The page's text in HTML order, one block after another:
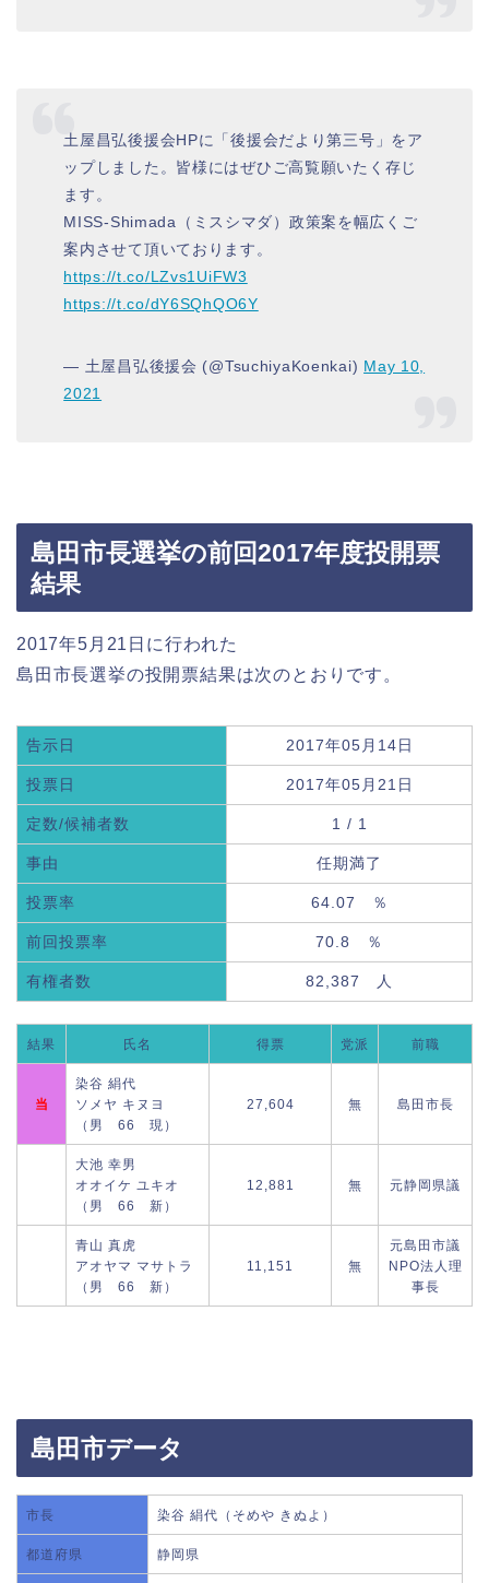
土屋昌弘後援会HPに「後援会だより第三号」をア
ップしました。皆様にはぜひご高覧願いたく存じ
ます。
MISS-Shimada（ミスシマダ）政策案を幅広くご
案内させて頂いております。
https://t.co/LZvs1UiFW3
https://t.co/dY6SQhQO6Y
— 土屋昌弘後援会 (@TsuchiyaKoenkai) May 10,
2021
島田市長選挙の前回2017年度投開票
結果
2017年5月21日に行われた
島田市長選挙の投開票結果は次のとおりです。
告示日 2017年05月14日
投票日 2017年05月21日
定数/候補者数 1 / 1
事由 任期満了
投票率 64.07 ％
前回投票率 70.8 ％
有権者数 82,387 人
結果 氏名 得票 党派 前職
当
染谷 絹代
ソメヤ キヌヨ
（男 66 現）
27,604 無 島田市長
大池 幸男
オオイケ ユキオ
（男 66 新）
12,881 無 元静岡県議
青山 真虎
アオヤマ マサトラ
（男 66 新）
11,151 無
元島田市議
NPO法人理
事長
島田市データ
市長 染谷 絹代（そめや きぬよ）
都道府県 静岡県